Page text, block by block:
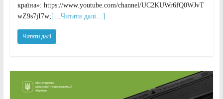
країна»: https://www.youtube.com/channel/UC2KUWr6fQ0WJvT
wZ9s7jI7w; […Читати далі…]
Читати далі